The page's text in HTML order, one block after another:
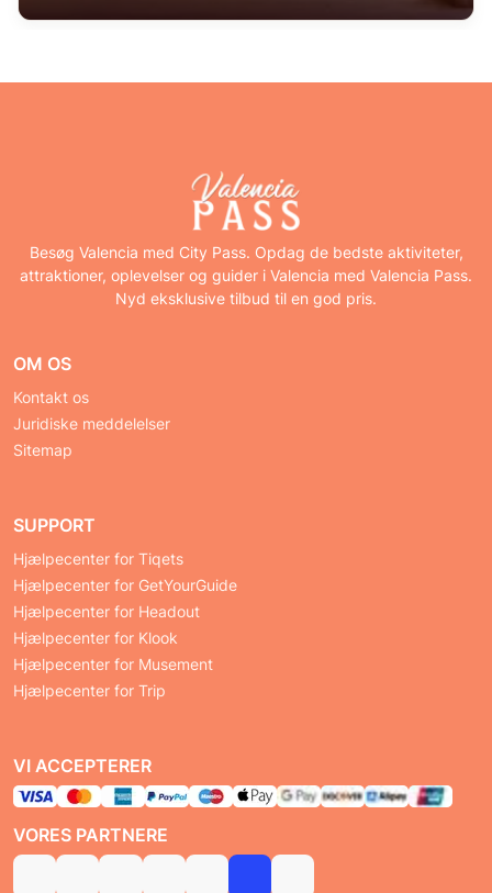
Besøg Valencia med City Pass. Opdag de bedste aktiviteter,
attraktioner, oplevelser og guider i Valencia med Valencia Pass.
Nyd eksklusive tilbud til en god pris.
OM OS
Kontakt os
Juridiske meddelelser
Sitemap
SUPPORT
Hjælpecenter for Tiqets
Hjælpecenter for GetYourGuide
Hjælpecenter for Headout
Hjælpecenter for Klook
Hjælpecenter for Musement
Hjælpecenter for Trip
VI ACCEPTERER
VORES PARTNERE